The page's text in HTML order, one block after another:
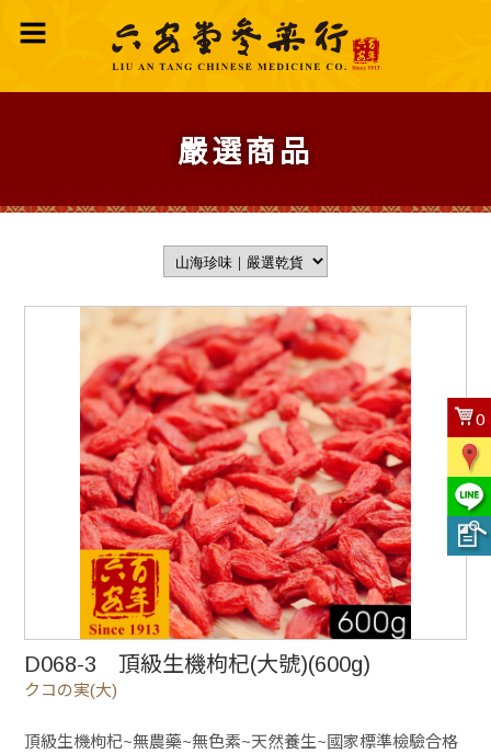
嚴選商品
0
D068-3 頂級生機枸杞(大號)(600g)
クコの実(大)
頂級生機枸杞~無農藥~無色素~天然養生~國家標準檢驗合格